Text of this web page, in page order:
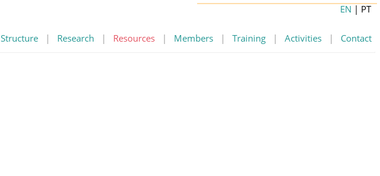
Structure | Research | Resources | Members | Training | Activities | Contact
EN | PT